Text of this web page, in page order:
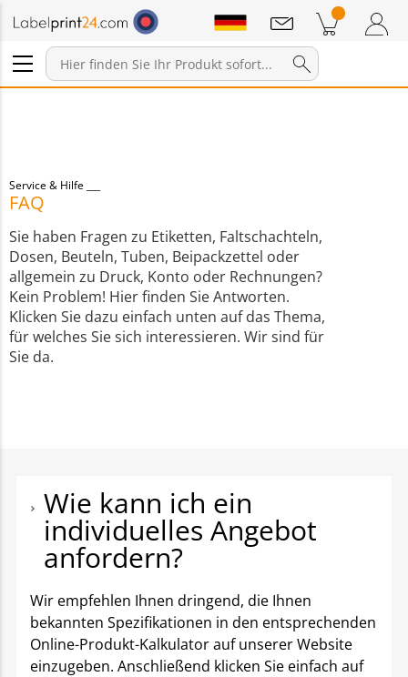
Warenkorb Zum Warenkorb
Mitteilungen
Service & Hilfe
FAQ
Sie haben Fragen zu Etiketten, Faltschachteln,
Dosen, Beuteln, Tuben, Beipackzettel oder
allgemein zu Druck, Konto oder Rechnungen?
Kein Problem! Hier finden Sie Antworten.
Klicken Sie dazu einfach unten auf das Thema,
für welches Sie sich interessieren. Wir sind für
Sie da.
Wie kann ich ein
individuelles Angebot
anfordern?
Wir empfehlen Ihnen dringend, die Ihnen
bekannten Spezifikationen in den entsprechenden
Online-Produkt-Kalkulator auf unserer Website
einzugeben. Anschließend klicken Sie einfach auf